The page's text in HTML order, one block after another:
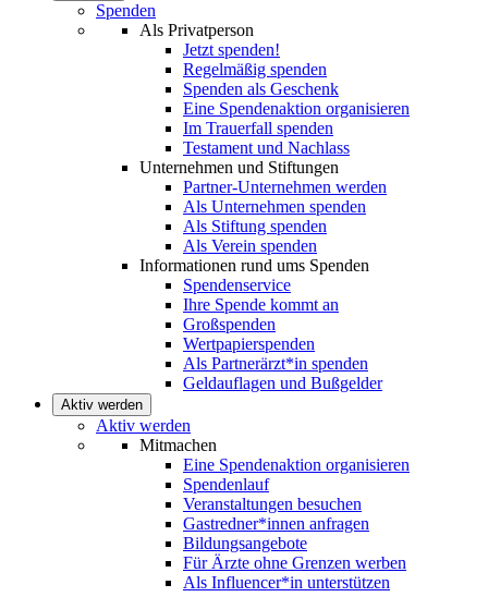
Spenden
Als Privatperson
Jetzt spenden!
Regelmäßig spenden
Spenden als Geschenk
Eine Spendenaktion organisieren
Im Trauerfall spenden
Testament und Nachlass
Unternehmen und Stiftungen
Partner-Unternehmen werden
Als Unternehmen spenden
Als Stiftung spenden
Als Verein spenden
Informationen rund ums Spenden
Spendenservice
Ihre Spende kommt an
Großspenden
Wertpapierspenden
Als Partnerärzt*in spenden
Geldauflagen und Bußgelder
Aktiv werden
Aktiv werden
Mitmachen
Eine Spendenaktion organisieren
Spendenlauf
Veranstaltungen besuchen
Gastredner*innen anfragen
Bildungsangebote
Für Ärzte ohne Grenzen werben
Als Influencer*in unterstützen